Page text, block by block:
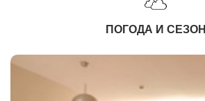
ПОГОДА И СЕЗОН